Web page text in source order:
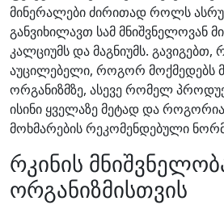
მინერალები ძირითად როლს
განვიხილავთ სამ მნიშვნელოვან
კალციუმს და მაგნიუმს. გავიგებთ,
აუცილებელი, როგორ მოქმედებს
ორგანიზმზე, ასევე რომელ
ისინი ყველაზე მეტად და
მოხმარების რეკომენდებული
რკინის
ორგანიზმისთვის